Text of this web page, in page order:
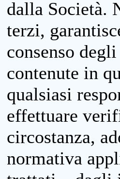
dalla Società.
terzi,
consenso
contenute in
qualsiasi
effettuare
circostanza,
normativa